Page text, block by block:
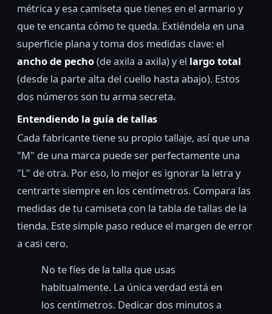
métrica y esa camiseta que tienes en el armario y
que te encanta cómo te queda. Extiéndela en una
superficie plana y toma dos medidas clave: el
ancho de pecho(de axila a axila) y el largo total
(desde la parte alta del cuello hasta abajo). Estos
dos números son tu arma secreta.
Entendiendo la guía de tallas
Cada fabricante tiene su propio tallaje, así que una
"M" de una marca puede ser perfectamente una
"L" de otra. Por eso, lo mejor es ignorar la letra y
centrarte siempre en los centímetros. Compara las
medidas de tu camiseta con la tabla de tallas de la
tienda. Este simple paso reduce el margen de error
a casi cero.
No te fíes de la talla que usas
habitualmente. La única verdad está en
los centímetros. Dedicar dos minutos a